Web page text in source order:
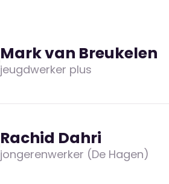
Mark van Breukelen
jeugdwerker plus
Rachid Dahri
jongerenwerker (De Hagen)